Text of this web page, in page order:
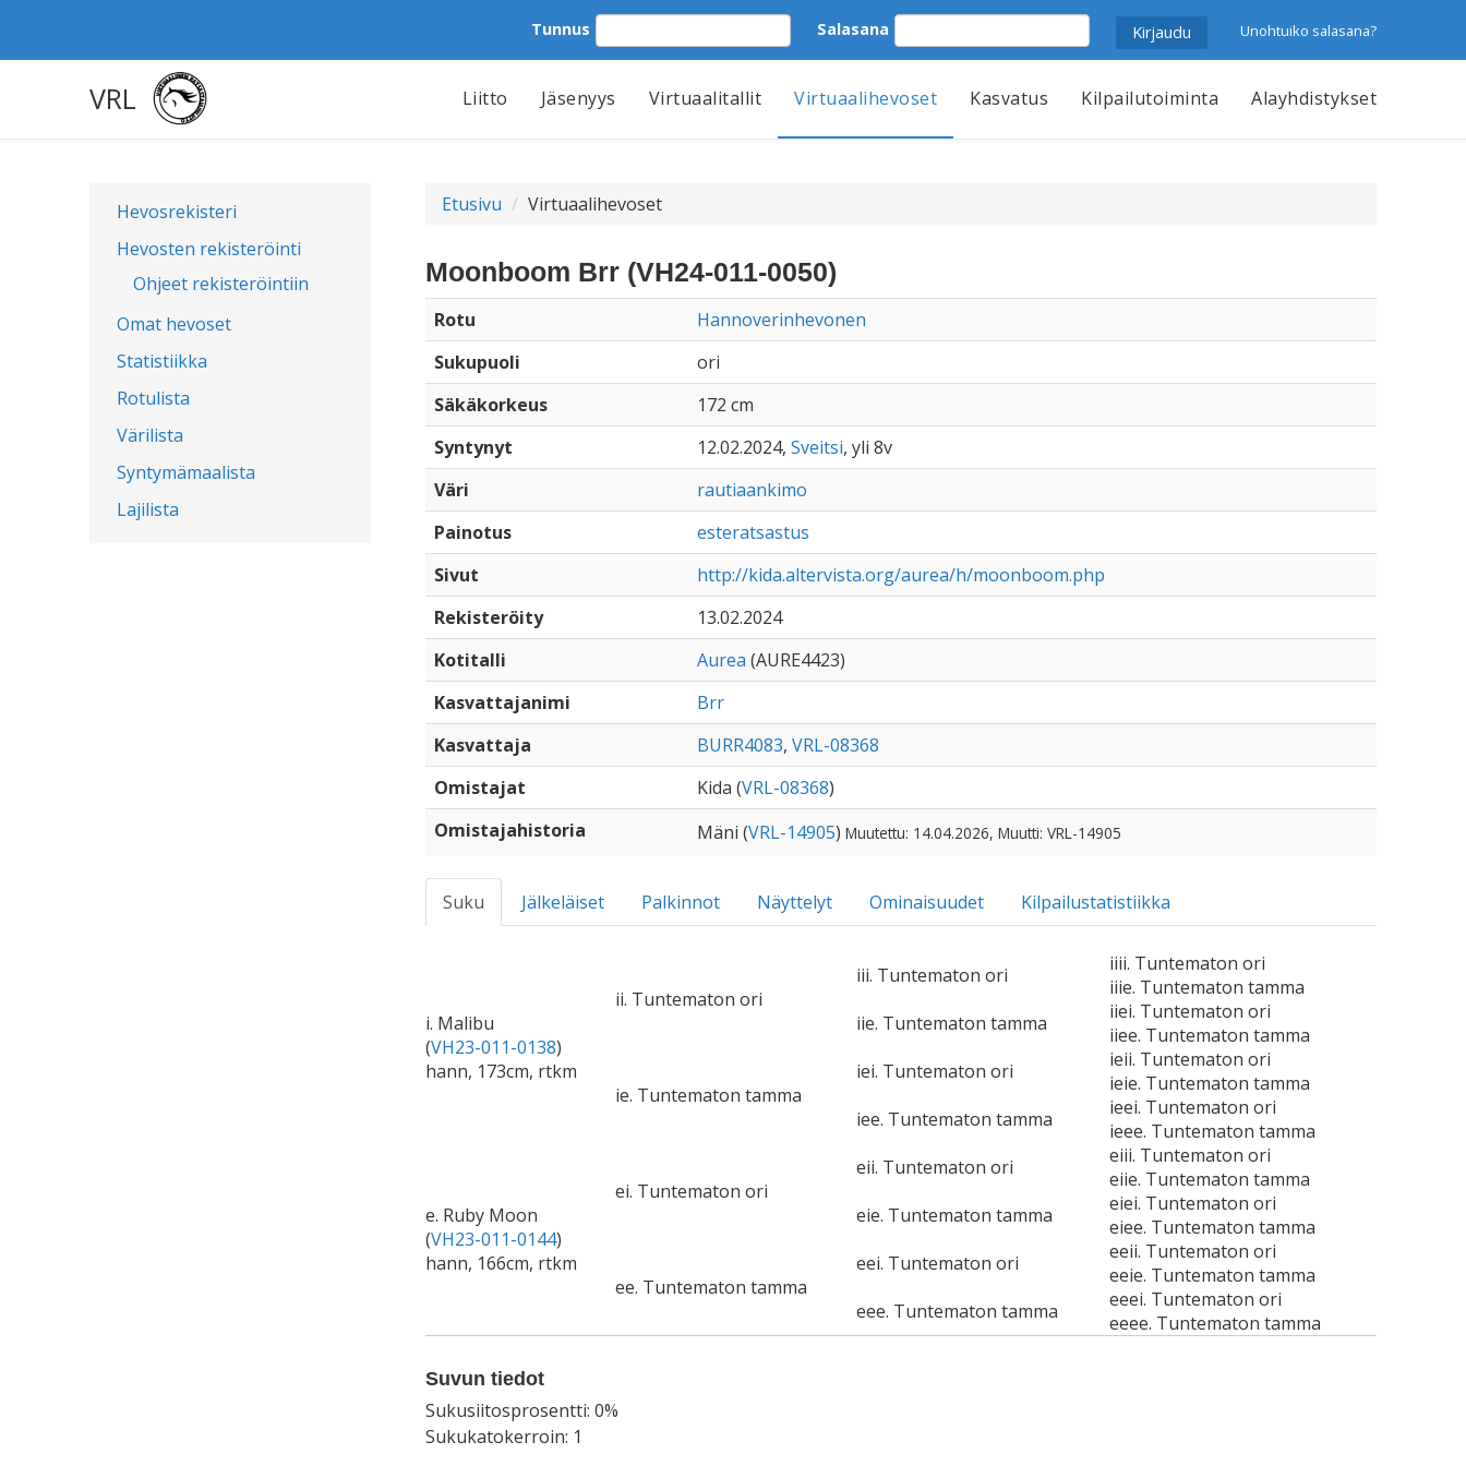
Tunnus Salasana Unohtuiko salasana?
VRL Liitto Jäsenyys Virtuaalitallit Virtuaalihevoset Kasvatus Kilpailutoiminta Alayhdistykset
Hevosrekisteri
Hevosten rekisteröinti
Ohjeet rekisteröintiin
Omat hevoset
Statistiikka
Rotulista
Värilista
Syntymämaalista
Lajilista
Etusivu Virtuaalihevoset
Moonboom Brr (VH24-011-0050)
Rotu
Hannoverinhevonen
Sukupuoli
ori
Säkäkorkeus
172 cm
Syntynyt
12.02.2024, Sveitsi, yli 8v
Väri
rautiaankimo
Painotus
esteratsastus
Sivut
http://kida.altervista.org/aurea/h/moonboom.php
Rekisteröity
13.02.2024
Kotitalli
Aurea (AURE4423)
Kasvattajanimi
Brr
Kasvattaja
BURR4083, VRL-08368
Omistajat
Kida (VRL-08368)
Omistajahistoria
Mäni (VRL-14905) Muutettu: 14.04.2026, Muutti: VRL-14905
Suku Jälkeläiset Palkinnot Näyttelyt Ominaisuudet Kilpailustatistiikka
i. Malibu
(VH23-011-0138)
hann, 173cm, rtkm
ii. Tuntematon ori
iii. Tuntematon ori
iiii. Tuntematon ori
iiie. Tuntematon tamma
iie. Tuntematon tamma
iiei. Tuntematon ori
iiee. Tuntematon tamma
ie. Tuntematon tamma
iei. Tuntematon ori
ieii. Tuntematon ori
ieie. Tuntematon tamma
iee. Tuntematon tamma
ieei. Tuntematon ori
ieee. Tuntematon tamma
e. Ruby Moon
(VH23-011-0144)
hann, 166cm, rtkm
ei. Tuntematon ori
eii. Tuntematon ori
eiii. Tuntematon ori
eiie. Tuntematon tamma
eie. Tuntematon tamma
eiei. Tuntematon ori
eiee. Tuntematon tamma
ee. Tuntematon tamma
eei. Tuntematon ori
eeii. Tuntematon ori
eeie. Tuntematon tamma
eee. Tuntematon tamma
eeei. Tuntematon ori
eeee. Tuntematon tamma
Suvun tiedot
Sukusiitosprosentti: 0%
Sukukatokerroin: 1